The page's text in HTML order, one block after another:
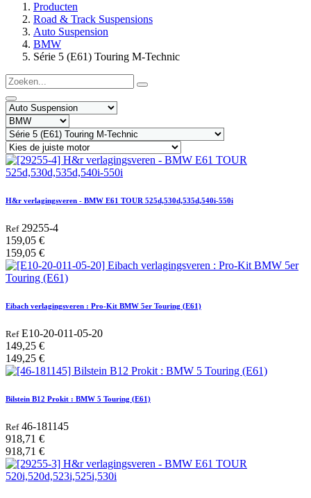
Producten
Road & Track Suspensions
Auto Suspension
BMW
Série 5 (E61) Touring M-Technic
H&r verlagingsveren - BMW E61 TOUR 525d,530d,535d,540i-550i
Ref 29255-4
159,05 €
159,05 €
Eibach verlagingsveren : Pro-Kit BMW 5er Touring (E61)
Ref E10-20-011-05-20
149,25 €
149,25 €
Bilstein B12 Prokit : BMW 5 Touring (E61)
Ref 46-181145
918,71 €
918,71 €